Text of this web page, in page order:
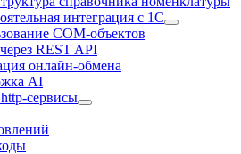
интеграция с 1С
COM-объектов
REST API
онлайн-обмена
AI
сервисы